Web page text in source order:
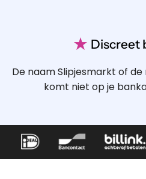
★ Discreet
De naam Slipjesmarkt of
komt niet op je